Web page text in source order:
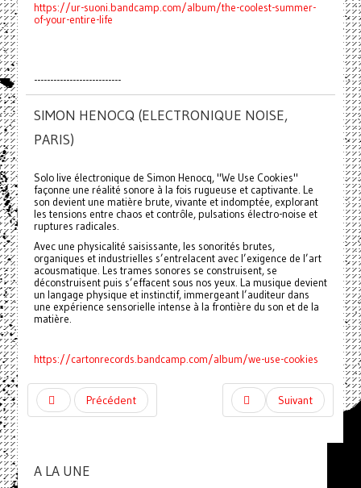
https://ur-suoni.bandcamp.com/album/the-coolest-summer-
of-your-entire-life
---------------------------
SIMON HENOCQ (ELECTRONIQUE NOISE,
PARIS)
Solo live électronique de Simon Henocq, "We Use Cookies"
façonne une réalité sonore à la fois rugueuse et captivante. Le
son devient une matière brute, vivante et indomptée, explorant
les tensions entre chaos et contrôle, pulsations électro-noise et
ruptures radicales.
Avec une physicalité saisissante, les sonorités brutes,
organiques et industrielles s’entrelacent avec l’exigence de l’art
acousmatique. Les trames sonores se construisent, se
déconstruisent puis s’effacent sous nos yeux. La musique devient
un langage physique et instinctif, immergeant l’auditeur dans
une expérience sensorielle intense à la frontière du son et de la
matière.
https://cartonrecords.bandcamp.com/album/we-use-cookies
Précédent Suivant
A LA UNE